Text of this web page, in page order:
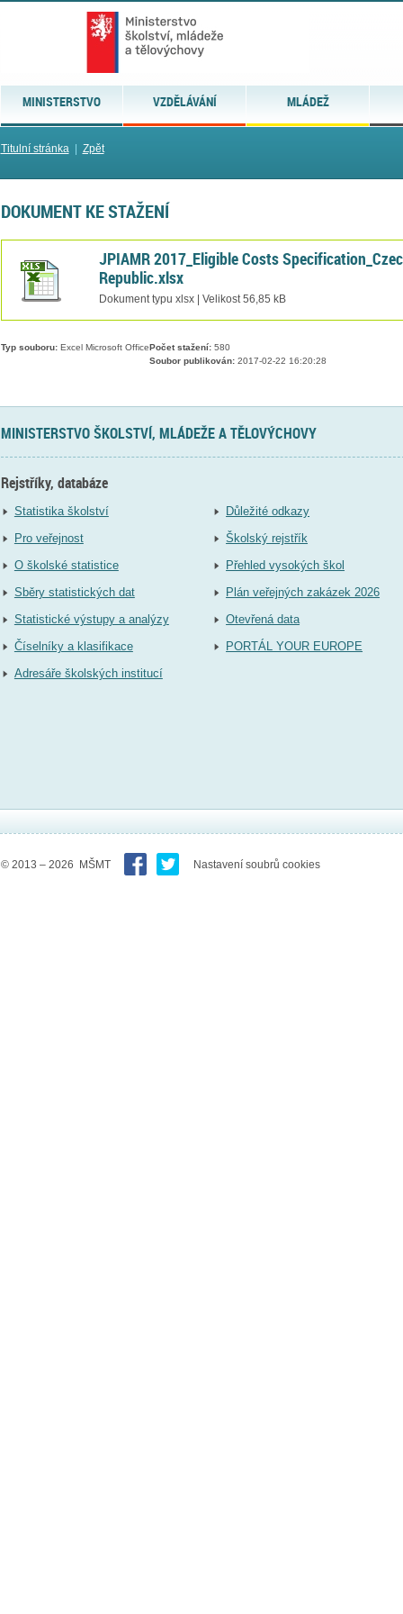
MINISTERSTVO VZDĚLÁVÁNÍ MLÁDEŽ
Titulní stránka| Zpět
DOKUMENT KE STAŽENÍ
JPIAMR 2017_Eligible Costs
Republic.xlsx
Dokument typu xlsx | Velikost 56,85 kB
Typ souboru:Excel Microsoft Office Počet stažení:580
Soubor publikován:2017-02-22 16:20:28
MINISTERSTVO ŠKOLSTVÍ, MLÁDEŽE A TĚLOVÝCHOVY
Rejstříky, databáze
Statistika školství
Pro veřejnost
O školské statistice
Sběry statistických dat
Statistické výstupy a analýzy
Číselníky a klasifikace
Adresáře školských institucí
Důležité odkazy
Školský rejstřík
Přehled vysokých škol
Plán veřejných zakázek 2026
Otevřená data
PORTÁL YOUR EUROPE
© 2013 – 2026 MŠMT Nastavení soubrů cookies